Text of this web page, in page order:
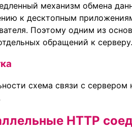
механизм обмена
к десктопным
Поэтому одним из
обращений к серверу.
схема связи с
HTTP